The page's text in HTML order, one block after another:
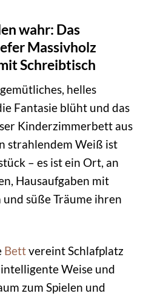
wahr: Das
Massivholz
Schreibtisch
helles
Fantasie blüht und das
Kinderzimmerbett aus
strahlendem Weiß ist
– es ist ein Ort, an
Hausaufgaben mit
süße Träume ihren
Bettvereint Schlafplatz
Weise und
zum Spielen und